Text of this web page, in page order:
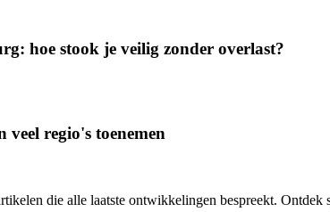
hoe stook je veilig zonder overlast?
regio's toenemen
die alle laatste ontwikkelingen bespreekt.